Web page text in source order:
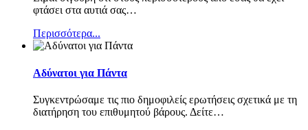
φτάσει στα αυτιά σας…
Περισσότερα...
Αδύνατοι για Πάντα
Συγκεντρώσαμε τις πιο δημοφιλείς ερωτήσεις σχετικά με τη
διατήρηση του επιθυμητού βάρους. Δείτε…